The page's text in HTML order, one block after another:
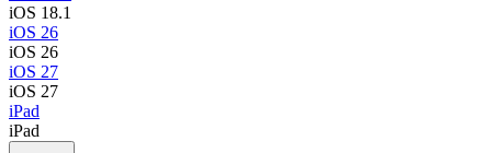
iOS 18.1
iOS 26
iOS 26
iOS 27
iOS 27
iPad
iPad